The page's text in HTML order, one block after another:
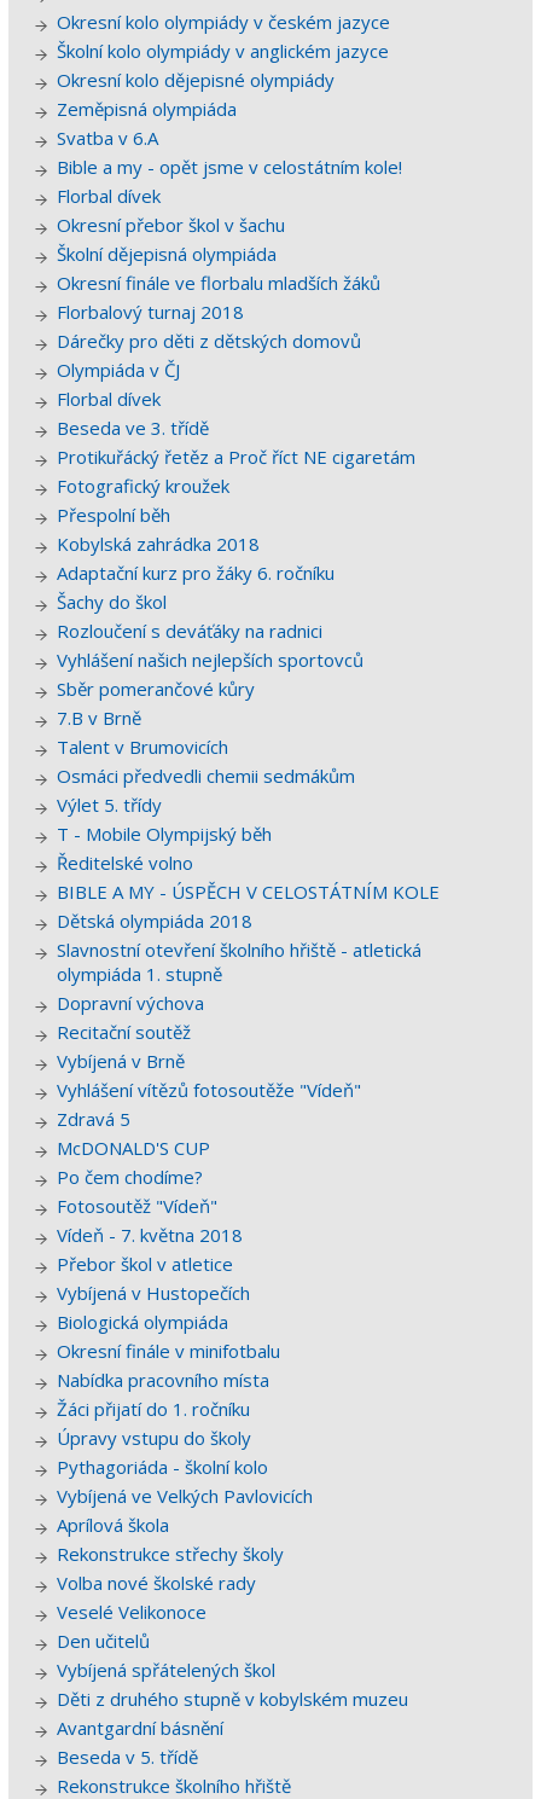
Okresní kolo olympiády v českém jazyce
Školní kolo olympiády v anglickém jazyce
Okresní kolo dějepisné olympiády
Zeměpisná olympiáda
Svatba v 6.A
Bible a my - opět jsme v celostátním kole!
Florbal dívek
Okresní přebor škol v šachu
Školní dějepisná olympiáda
Okresní finále ve florbalu mladších žáků
Florbalový turnaj 2018
Dárečky pro děti z dětských domovů
Olympiáda v ČJ
Florbal dívek
Beseda ve 3. třídě
Protikuřácký řetěz a Proč říct NE cigaretám
Fotografický kroužek
Přespolní běh
Kobylská zahrádka 2018
Adaptační kurz pro žáky 6. ročníku
Šachy do škol
Rozloučení s deváťáky na radnici
Vyhlášení našich nejlepších sportovců
Sběr pomerančové kůry
7.B v Brně
Talent v Brumovicích
Osmáci předvedli chemii sedmákům
Výlet 5. třídy
T - Mobile Olympijský běh
Ředitelské volno
BIBLE A MY - ÚSPĚCH V CELOSTÁTNÍM KOLE
Dětská olympiáda 2018
Slavnostní otevření školního hřiště - atletická
olympiáda 1. stupně
Dopravní výchova
Recitační soutěž
Vybíjená v Brně
Vyhlášení vítězů fotosoutěže "Vídeň"
Zdravá 5
McDONALD'S CUP
Po čem chodíme?
Fotosoutěž "Vídeň"
Vídeň - 7. května 2018
Přebor škol v atletice
Vybíjená v Hustopečích
Biologická olympiáda
Okresní finále v minifotbalu
Nabídka pracovního místa
Žáci přijatí do 1. ročníku
Úpravy vstupu do školy
Pythagoriáda - školní kolo
Vybíjená ve Velkých Pavlovicích
Aprílová škola
Rekonstrukce střechy školy
Volba nové školské rady
Veselé Velikonoce
Den učitelů
Vybíjená spřátelených škol
Děti z druhého stupně v kobylském muzeu
Avantgardní básnění
Beseda v 5. třídě
Rekonstrukce školního hřiště